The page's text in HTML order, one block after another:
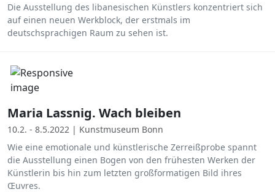
Die Ausstellung des libanesischen Künstlers konzentriert sich
auf einen neuen Werkblock, der erstmals im
deutschsprachigen Raum zu sehen ist.
Maria Lassnig. Wach bleiben
10.2. - 8.5.2022 | Kunstmuseum Bonn
Wie eine emotionale und künstlerische Zerreißprobe spannt
die Ausstellung einen Bogen von den frühesten Werken der
Künstlerin bis hin zum letzten großformatigen Bild ihres
Œuvres.